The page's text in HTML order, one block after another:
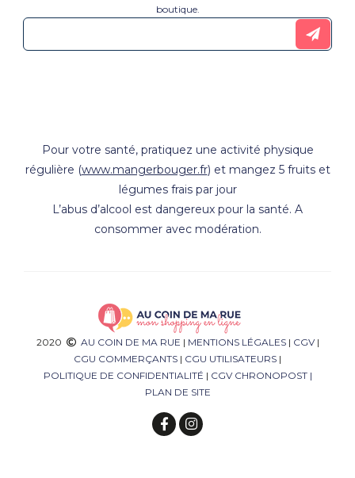
boutique.
Pour votre santé, pratiquez une activité physique
régulière (www.mangerbouger.fr) et mangez 5 fruits et
légumes frais par jour
L’abus d’alcool est dangereux pour la santé. A
consommer avec modération.
2020 AU COIN DE MA RUE | MENTIONS LÉGALES| CGV|
CGU COMMERÇANTS | CGU UTILISATEURS |
POLITIQUE DE CONFIDENTIALITÉ | CGV CHRONOPOST |
PLAN DE SITE